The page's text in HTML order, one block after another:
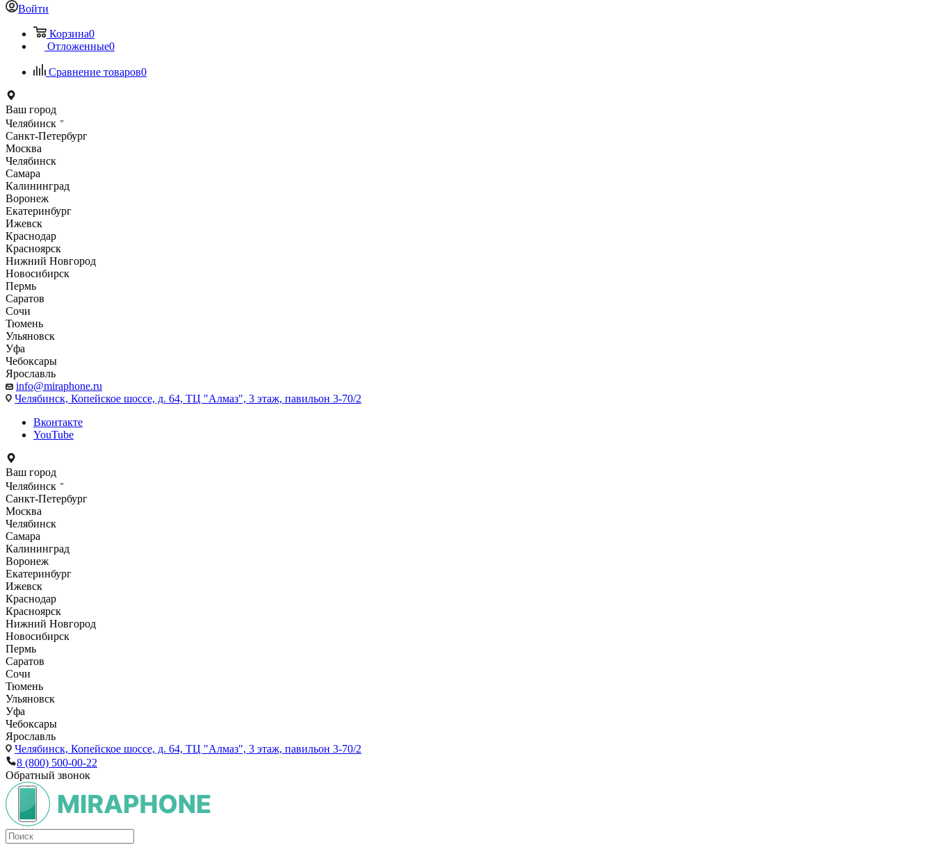
Войти
Корзина0
Отложенные0
Сравнение товаров0
Ваш город
Челябинск
Санкт-Петербург
Москва
Челябинск
Самара
Калининград
Воронеж
Екатеринбург
Ижевск
Краснодар
Красноярск
Нижний Новгород
Новосибирск
Пермь
Саратов
Сочи
Тюмень
Ульяновск
Уфа
Чебоксары
Ярославль
info@miraphone.ru
Челябинск, Копейское шоссе, д. 64, ТЦ "Алмаз", 3 этаж, павильон 3-70/2
Вконтакте
YouTube
Ваш город
Челябинск
Санкт-Петербург
Москва
Челябинск
Самара
Калининград
Воронеж
Екатеринбург
Ижевск
Краснодар
Красноярск
Нижний Новгород
Новосибирск
Пермь
Саратов
Сочи
Тюмень
Ульяновск
Уфа
Чебоксары
Ярославль
Челябинск, Копейское шоссе, д. 64, ТЦ "Алмаз", 3 этаж, павильон 3-70/2
8 (800) 500-00-22
Обратный звонок